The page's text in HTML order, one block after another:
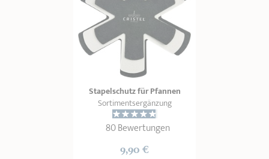
Stapelschutz für Pfannen
Sortimentsergänzung
80 Bewertungen
9,90 €